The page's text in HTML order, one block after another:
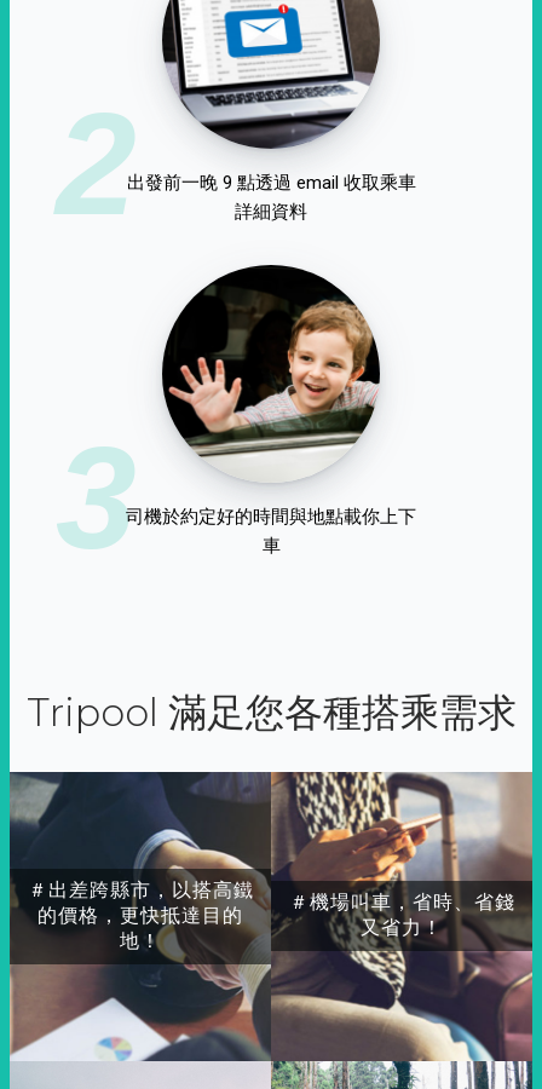
2出發前一晚 9 點透過 email 收取乘車
詳細資料
3司機於約定好的時間與地點載你上下
車
Tripool 滿足您各種搭乘需求
＃出差跨縣市，以搭高鐵
的價格，更快抵達目的
地！
＃機場叫車，省時、省錢
又省力！